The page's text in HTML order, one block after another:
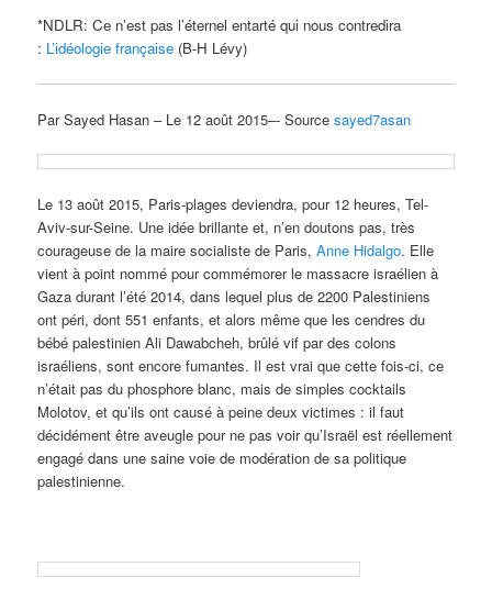
*NDLR: Ce n’est pas l’éternel entarté qui nous contredira
: L’idéologie française (B-H Lévy)
Par Sayed Hasan – Le 12 août 2015–- Sourcesayed7asan
Le 13 août 2015, Paris-plages deviendra, pour 12 heures, Tel-
Aviv-sur-Seine. Une idée brillante et, n’en doutons pas, très
courageuse de la maire socialiste de Paris,Anne Hidalgo. Elle
vient à point nommé pour commémorer le massacre israélien à
Gaza durant l’été 2014, dans lequel plus de 2200 Palestiniens
ont péri, dont 551 enfants, et alors même que les cendres du
bébé palestinien Ali Dawabcheh, brûlé vif par des colons
israéliens, sont encore fumantes. Il est vrai que cette fois-ci, ce
n’était pas du phosphore blanc, mais de simples cocktails
Molotov, et qu’ils ont causé à peine deux victimes : il faut
décidément être aveugle pour ne pas voir qu’Israël est réellement
engagé dans une saine voie de modération de sa politique
palestinienne.